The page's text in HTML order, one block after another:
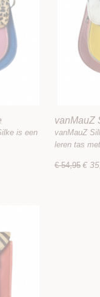
is een
vanMauZ
vanMauZ
leren tas
€ 54,95 €